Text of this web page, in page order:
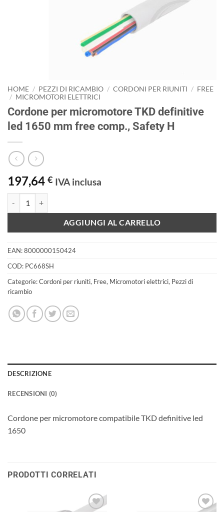
HOME / PEZZI DI RICAMBIO / CORDONI PER RIUNITI / FREE
/ MICROMOTORI ELETTRICI
Cordone per micromotore TKD definitive
led 1650 mm free comp., Safety H
197,64 € IVA inclusa
AGGIUNGI AL CARRELLO
EAN:8000000150424
COD: PC668SH
Categorie:Cordoni per riuniti, Free, Micromotori elettrici, Pezzi di
ricambio
DESCRIZIONE
RECENSIONI (0)
Cordone per micromotore compatibile TKD definitive led
1650
PRODOTTI CORRELATI